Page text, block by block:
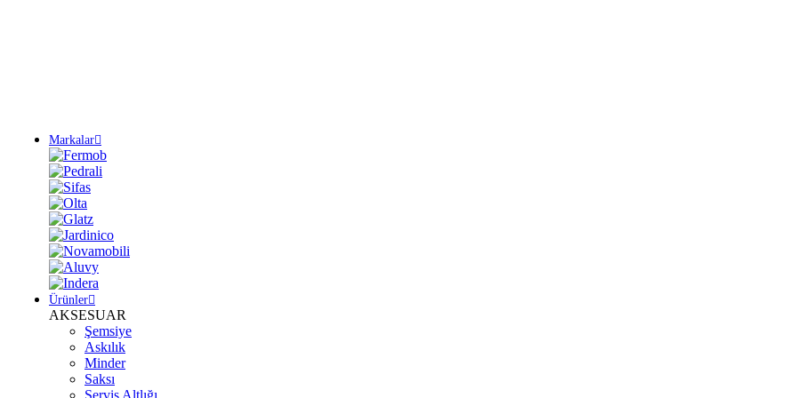
Markalar
Ürünler
AKSESUAR
Şemsiye
Askılık
Minder
Saksı
Servis Altlığı